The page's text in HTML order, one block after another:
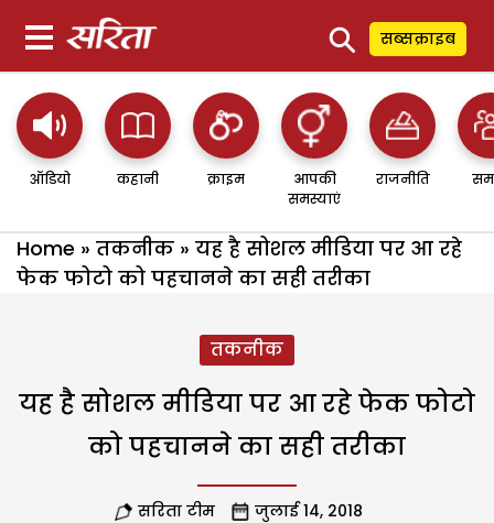
⚲ सब्सक्राइब
ऑडियो कहानी क्राइम
आपकी
समस्याएं
राजनीति
Home » तकनीक » यह है सोशल मीडिया पर आ रहे
फेक फोटो को पहचानने का सही तरीका
तकनीक
यह है सोशल मीडिया पर आ रहे फेक फोटो
को पहचानने का सही तरीका
सरिता टीम जुलाई 14, 2018